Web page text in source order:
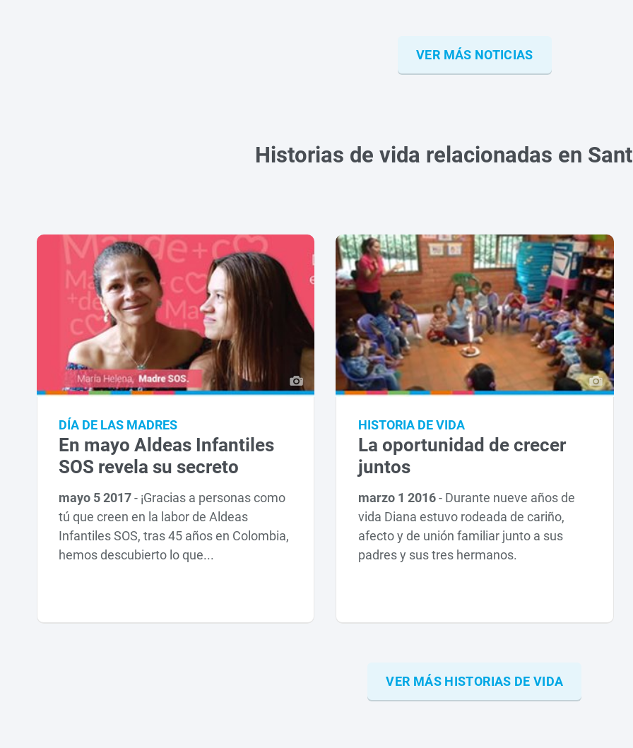
VER MÁS NOTICIAS
Historias de vida relacionadas en
DÍA DE LAS MADRES
En mayo Aldeas Infantiles
SOS revela su secreto
mayo 5 2017- ¡Gracias a personas como
tú que creen en la labor de Aldeas
Infantiles SOS, tras 45 años en Colombia,
hemos descubierto lo que...
HISTORIA DE VIDA
La oportunidad de crecer
juntos
marzo 1 2016- Durante nueve años de
vida Diana estuvo rodeada de cariño,
afecto y de unión familiar junto a sus
padres y sus tres hermanos.
VER MÁS HISTORIAS DE VIDA